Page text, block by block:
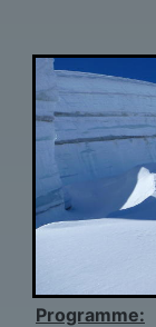
Programme: